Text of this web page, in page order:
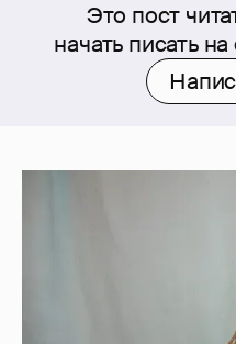
Это пост
начать писать